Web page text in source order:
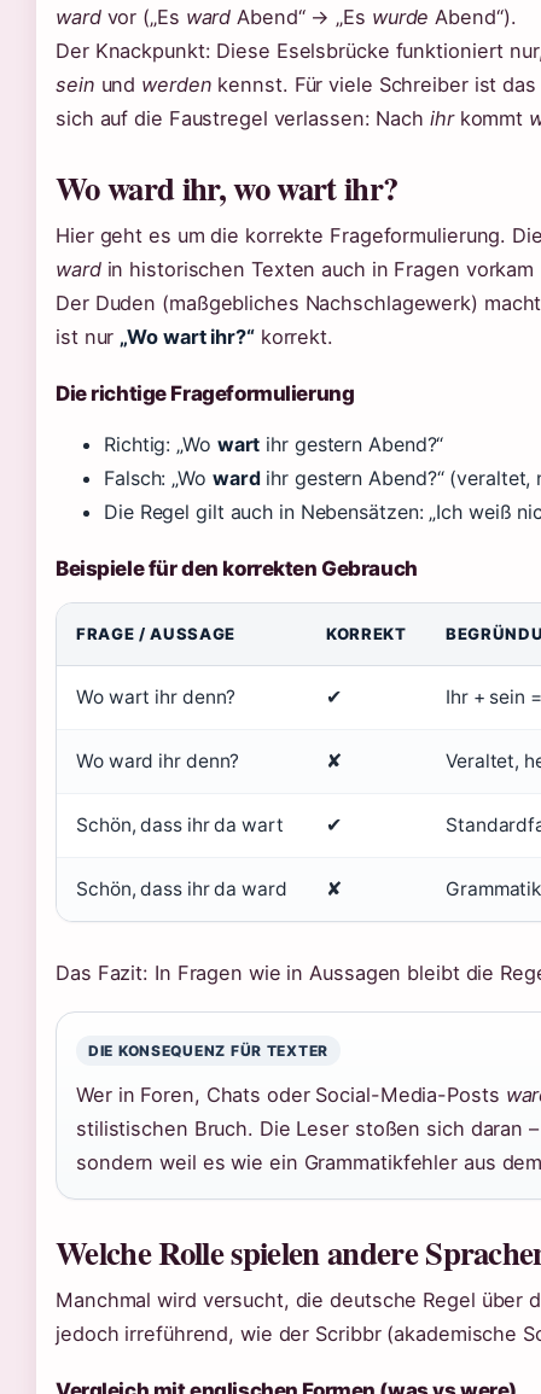
wardvor („Es ward Abend“ → „Es wurde Abend“).
Der Knackpunkt: Diese Eselsbrücke funktioniert
sein und werden kennst. Für viele Schreiber ist
sich auf die Faustregel verlassen: Nach ihrkommt
Wo ward ihr, wo wart ihr?
Hier geht es um die korrekte Frageformulierung.
wardin historischen Texten auch in Fragen vorkam
Der Duden (maßgebliches Nachschlagewerk)
ist nur „Wo wart ihr?“korrekt.
Die richtige Frageformulierung
Richtig: „Wo wart ihr gestern Abend?“
Falsch: „Wo wardihr gestern Abend?“ (veraltet,
Die Regel gilt auch in Nebensätzen: „Ich weiß
Beispiele für den korrekten Gebrauch
FRAGE / AUSSAGE KORREKT
Wo wart ihr denn? ✔ Ihr + sein
Wo ward ihr denn? ✘ Veraltet,
Schön, dass ihr da wart ✔
Schön, dass ihr da ward ✘
Das Fazit: In Fragen wie in Aussagen bleibt die
DIE KONSEQUENZ FÜR TEXTER
Wer in Foren, Chats oder Social-Media-Posts
stilistischen Bruch. Die Leser stoßen sich daran
sondern weil es wie ein Grammatikfehler aus
Welche Rolle spielen andere
Manchmal wird versucht, die deutsche Regel über
jedoch irreführend, wie der Scribbr (akademische